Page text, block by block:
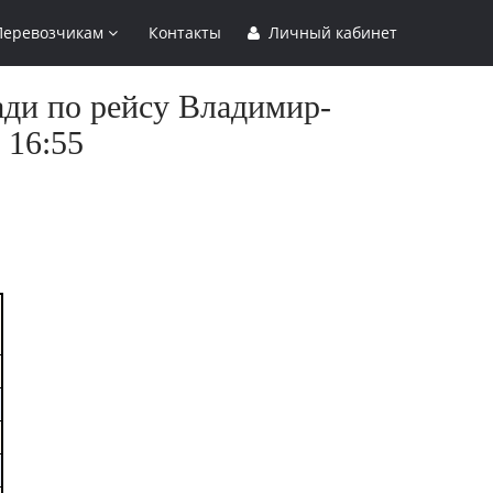
Контакты Личный кабинет
по рейсу Владимир-
16:55